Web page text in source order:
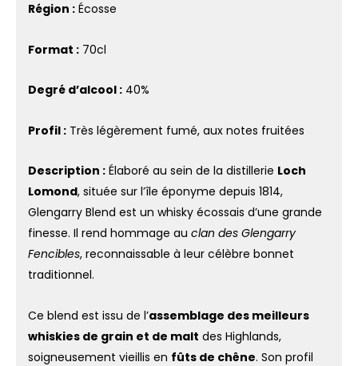
Région : Écosse
Format : 70cl
Degré d’alcool : 40%
Profil : Très légèrement fumé, aux notes fruitées
Description : Élaboré au sein de la distillerie Loch
Lomond, située sur l’île éponyme depuis 1814,
Glengarry Blend est un whisky écossais d’une grande
finesse. Il rend hommage au clan des Glengarry
Fencibles, reconnaissable à leur célèbre bonnet
traditionnel.
Ce blend est issu de l’assemblage des meilleurs
whiskies de grain et de malt des Highlands,
soigneusement vieillis en fûts de chêne. Son profil